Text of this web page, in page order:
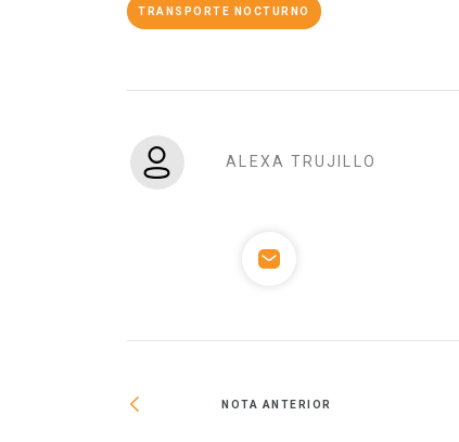
TRANSPORTE NOCTURNO
ALEXA TRUJILLO
NOTA ANTERIOR